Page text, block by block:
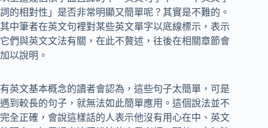
詞的相對性」是否非常明顯又簡單呢？其實是不難的。
其中筆者在英文句裡對某些英文單字以底線標示，表示
它們與英文文法有關，在此不贅述，往後在相關章節會
加以說明。
有英文基本概念的讀者會認為，這些句子太簡單，可是
遇到較長的句子，就無法如此簡單應用。這個說法並不
完全正確，會說這樣話的人表示他沒有用心在中、英文